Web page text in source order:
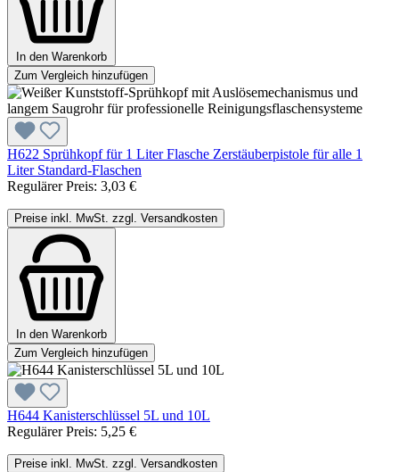
In den Warenkorb
Zum Vergleich hinzufügen
H622 Sprühkopf für 1 Liter Flasche Zerstäuberpistole für alle 1
Liter Standard-Flaschen
Regulärer Preis: 3,03 €
Preise inkl. MwSt. zzgl. Versandkosten
In den Warenkorb
Zum Vergleich hinzufügen
H644 Kanisterschlüssel 5L und 10L
Regulärer Preis: 5,25 €
Preise inkl. MwSt. zzgl. Versandkosten